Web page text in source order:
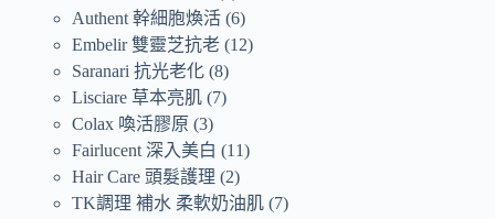
Authent 幹細胞煥活 6
Embelir 雙靈芝抗老 12
Saranari 抗光老化 8
Lisciare 草本亮肌 7
Colax 喚活膠原 3
Fairlucent 深入美白
11
Hair Care 頭髮護理 2
TK調理 補水 柔軟奶油肌 7